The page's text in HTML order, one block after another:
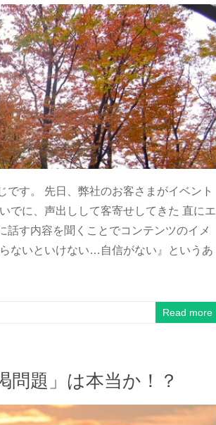
す。 先日、弊社のお客さまがイベント
でに、声出しして客寄せしてきた 直にエ
話す内容を聞くことでコンテンツのイメ
ないといけない…自信がない』というあ
Read more
問題」は本当か！？